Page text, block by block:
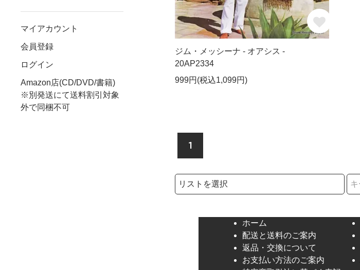
マイアカウント
会員登録
ログイン
Amazon店(CD/DVD/書籍)
※別発送にて送料割引対象
外で同梱不可
ジム・メッシーナ - オアシス -
20AP2334
999円(税込1,099円)
1
検索リストの選択
ホーム
配送と送料のご案内
返品・交換について
お支払い方法のご案内